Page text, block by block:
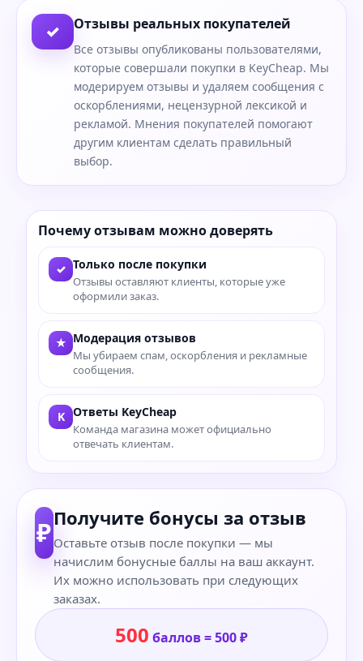
✓ Отзывы реальных покупателей
Все отзывы опубликованы пользователями,
которые совершали покупки в KeyCheap. Мы
модерируем отзывы и удаляем сообщения с
оскорблениями, нецензурной лексикой и
рекламой. Мнения покупателей помогают
другим клиентам сделать правильный
выбор.
Почему отзывам можно доверять
✓ Только после покупки
Отзывы оставляют клиенты, которые уже
оформили заказ.
★ Модерация отзывов
Мы убираем спам, оскорбления и рекламные
сообщения.
K Ответы KeyCheap
Команда магазина может официально
отвечать клиентам.
₽Получите бонусы за отзыв
Оставьте отзыв после покупки — мы
начислим бонусные баллы на ваш аккаунт.
Их можно использовать при следующих
заказах.
500 баллов = 500 ₽